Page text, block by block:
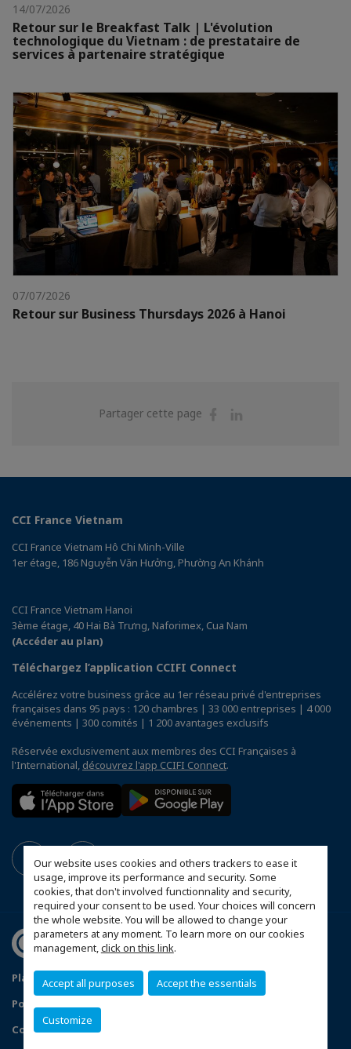
Our website uses cookies and others trackers to ease it
usage, improve its performance and security. Some
cookies, that don't involved functionnality and security,
required your consent to be used. Your choices will concern
the whole website. You will be allowed to change your
parameters at any moment. To learn more on our cookies
management,click on this link.
Accept all purposes Accept the essentials
Customize
14/07/2026
Retour sur le Breakfast Talk | L'évolution
technologique du Vietnam : de prestataire de
services à partenaire stratégique
07/07/2026
Retour sur Business Thursdays 2026 à Hanoi
Partager cette page
Partager
CCI France Vietnam
CCI France Vietnam Hô Chi Minh-Ville
1er étage, 186 Nguyễn Văn Hưởng, Phường An Khánh
CCI France Vietnam Hanoi
3ème étage, 40 Hai Bà Trưng, Naforimex, Cua Nam
(Accéder au plan)
Téléchargez l’application CCIFI Connect
Accélérez votre business grâce au 1er réseau privé d'entreprises
françaises dans 95 pays : 120 chambres | 33 000 entreprises | 4 000
événements | 300 comités | 1 200 avantages exclusifs
Réservée exclusivement aux membres des CCI Françaises à
l'International, découvrez l'app CCIFI Connect.
Plan du site
Mentions légales
Politique de confidentialité
Configurer vos préférences cookies